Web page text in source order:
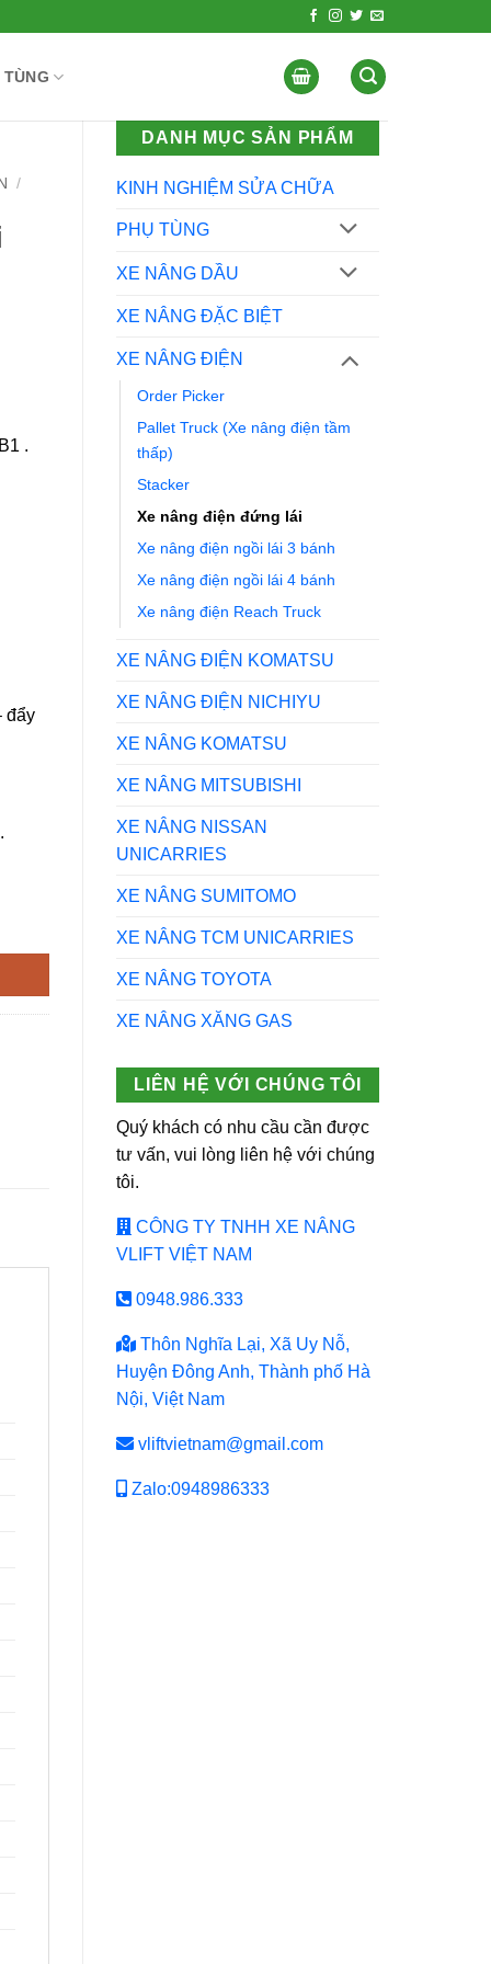
TÙNG
DANH MỤC SẢN PHẨM
KINH NGHIỆM SỬA CHỮA
PHỤ TÙNG
XE NÂNG DẦU
XE NÂNG ĐẶC BIỆT
XE NÂNG ĐIỆN
Order Picker
Pallet Truck (Xe nâng điện tầm
thấp)
Stacker
Xe nâng điện đứng lái
Xe nâng điện ngồi lái 3 bánh
Xe nâng điện ngồi lái 4 bánh
Xe nâng điện Reach Truck
XE NÂNG ĐIỆN KOMATSU
XE NÂNG ĐIỆN NICHIYU
XE NÂNG KOMATSU
XE NÂNG MITSUBISHI
XE NÂNG NISSAN
UNICARRIES
XE NÂNG SUMITOMO
XE NÂNG TCM UNICARRIES
XE NÂNG TOYOTA
XE NÂNG XĂNG GAS
LIÊN HỆ VỚI CHÚNG TÔI
Quý khách có nhu cầu cần được
tư vấn, vui lòng liên hệ với chúng
tôi.
CÔNG TY TNHH XE NÂNG
VLIFT VIỆT NAM
0948.986.333
Thôn Nghĩa Lại, Xã Uy Nỗ,
Huyện Đông Anh, Thành phố Hà
Nội, Việt Nam
vliftvietnam@gmail.com
Zalo:0948986333
/
.
đẩy